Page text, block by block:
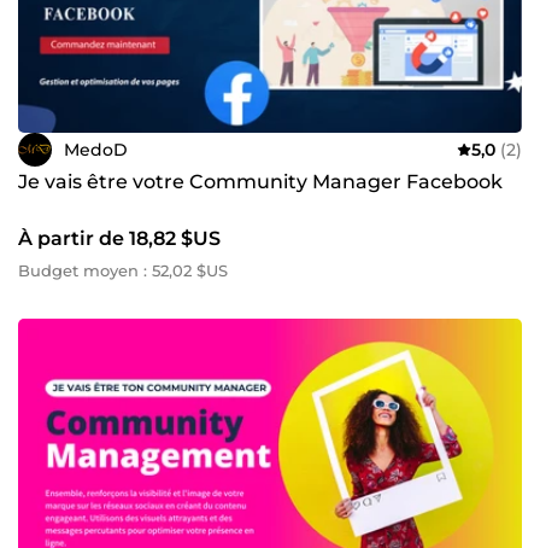
MedoD 5,0 (2)
Je vais être votre Community Manager Facebook
À partir de 18,82 $US
Budget moyen : 52,02 $US